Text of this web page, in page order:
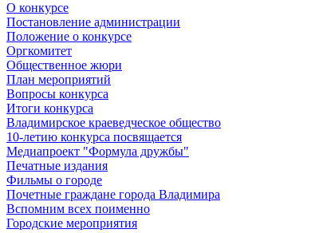
О конкурсе
Постановление администрации
Положение о конкурсе
Оргкомитет
Общественное жюри
План мероприятий
Вопросы конкурса
Итоги конкурса
Владимирское краеведческое общество
10-летию конкурса посвящается
Медиапроект "Формула дружбы"
Печатные издания
Фильмы о городе
Почетные граждане города Владимира
Вспомним всех поименно
Городские мероприятия